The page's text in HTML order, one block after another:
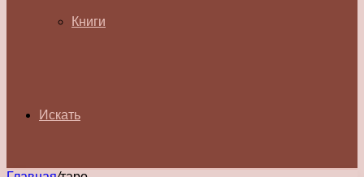
Книги
Искать